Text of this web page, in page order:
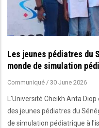
Les jeunes pédiatres du
monde de simulation
Communiqué / 30 June 2026
L'Université Cheikh Anta
des jeunes pédiatres du
de simulation pédiatrique à